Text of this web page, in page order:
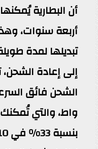
أن البطارية
أربعة سنوات،
تبديلها لمدة
إلى إعادة
واط، والتي